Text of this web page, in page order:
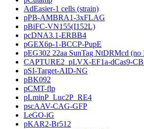
AdEasier-1 cells (strain)
pPB-AMBRA1-3xFLAG
pBiFC-VN155(I152L)
pcDNA3.1-ERBB4
pGEX6p-1-BCCP-PupE
pEG302 22aa SunTag NtDRMcd
CAPTURE2_pLVX-EF1a-dCas9-
pSI-Target-AID-NG
pBK092
pCMT-flp
pLminP_Luc2P_RE4
pscAAV-CAG-GFP
LeGO-iG
pKAR2-Br512